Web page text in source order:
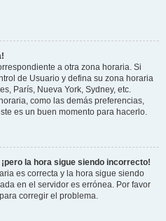
a otra zona horaria. Si
de Usuario y defina su zona horaria
París, Nueva York, Sydney, etc.
como las demás preferencias,
es un buen momento para hacerlo.
la hora sigue siendo incorrecto!
es correcta y la hora sigue siendo
en el servidor es errónea. Por favor
corregir el problema.